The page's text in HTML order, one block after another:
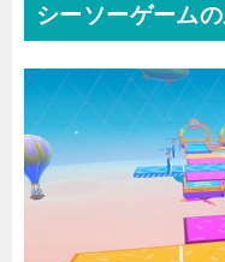
シーソーゲーム